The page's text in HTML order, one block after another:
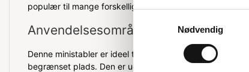
Nødvendig
populær til mange forskellige opgaver, hvor lettere
Anvendelsesområder
Denne ministabler er ideel til brug i varehuse, kontorer,
begrænset plads. Den er udstyret med justerbare gafler